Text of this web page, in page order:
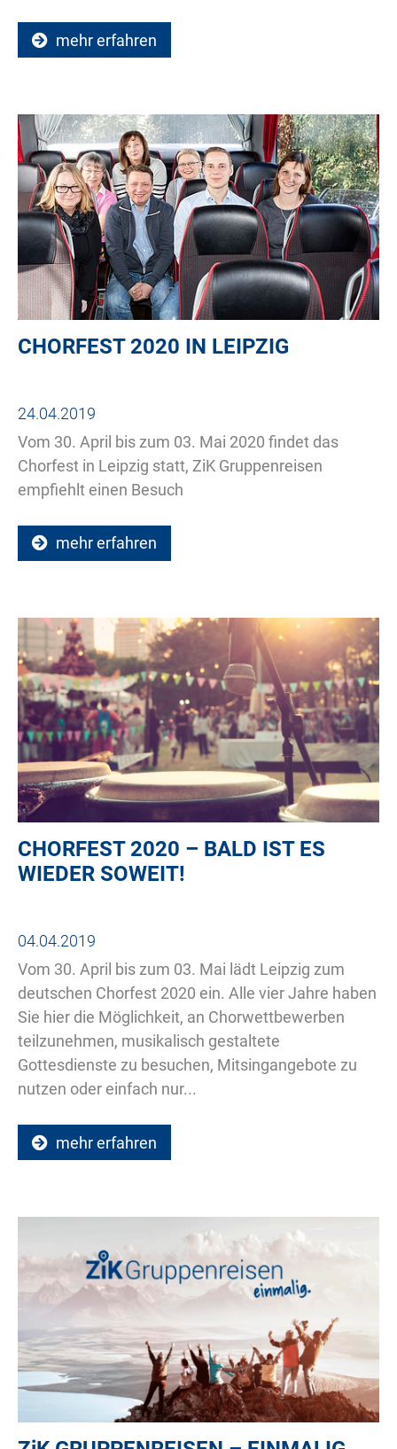
mehr erfahren
CHORFEST 2020 IN LEIPZIG
24.04.2019
Vom 30. April bis zum 03. Mai 2020 findet das
Chorfest in Leipzig statt, ZiK Gruppenreisen
empfiehlt einen Besuch
mehr erfahren
CHORFEST 2020 – BALD IST ES
WIEDER SOWEIT!
04.04.2019
Vom 30. April bis zum 03. Mai lädt Leipzig zum
deutschen Chorfest 2020 ein. Alle vier Jahre haben
Sie hier die Möglichkeit, an Chorwettbewerben
teilzunehmen, musikalisch gestaltete
Gottesdienste zu besuchen, Mitsingangebote zu
nutzen oder einfach nur...
mehr erfahren